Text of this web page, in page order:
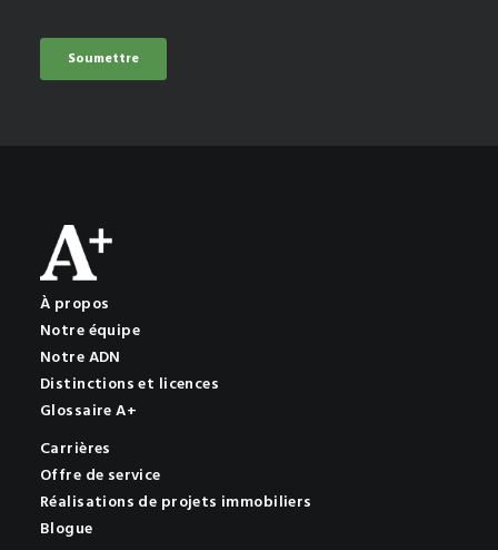
À propos
Notre équipe
Notre ADN
Distinctions et licences
Glossaire A+
Carrières
Offre de service
Réalisations de projets immobiliers
Blogue